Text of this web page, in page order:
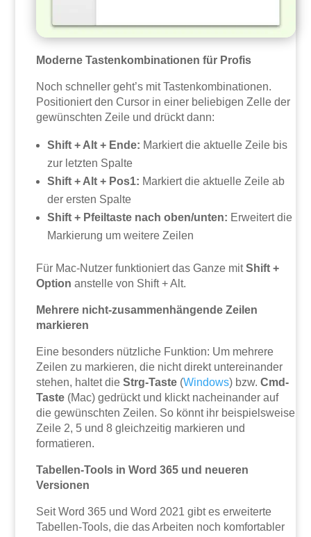
Moderne Tastenkombinationen für Profis
Noch schneller geht’s mit Tastenkombinationen.
Positioniert den Cursor in einer beliebigen Zelle der
gewünschten Zeile und drückt dann:
Shift + Alt + Ende: Markiert die aktuelle Zeile bis
zur letzten Spalte
Shift + Alt + Pos1: Markiert die aktuelle Zeile ab
der ersten Spalte
Shift + Pfeiltaste nach oben/unten: Erweitert die
Markierung um weitere Zeilen
Für Mac-Nutzer funktioniert das Ganze mitShift +
Option anstelle von Shift + Alt.
Mehrere nicht-zusammenhängende Zeilen
markieren
Eine besonders nützliche Funktion: Um mehrere
Zeilen zu markieren, die nicht direkt untereinander
stehen, haltet dieStrg-Taste (Windows) bzw.Cmd-
Taste (Mac) gedrückt und klickt nacheinander auf
die gewünschten Zeilen. So könnt ihr beispielsweise
Zeile 2, 5 und 8 gleichzeitig markieren und
formatieren.
Tabellen-Tools in Word 365 und neueren
Versionen
Seit Word 365 und Word 2021 gibt es erweiterte
Tabellen-Tools, die das Arbeiten noch komfortabler